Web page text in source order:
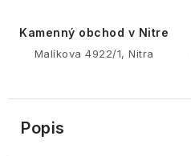
Kamenný obchod v Nitre
Malíkova 4922/1, Nitra
Popis